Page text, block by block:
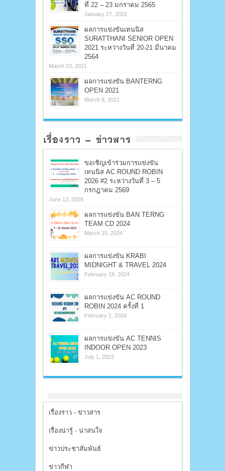
ที่ 22 – 23 มกราคม 2565
January 27, 2022
ผลการแข่งขันเทนนิส
SURATTHANI SENIOR OPEN
2021 ระหว่างวันที่ 20-21 มีนาคม
2564
March 23, 2021
ผลการแข่งขัน BANTERNG
OPEN 2021
March 8, 2021
เรื่องราว – ข่าวสาร
ขอเชิญเข้าร่วมการแข่งขัน
เทนนิส AC ROUND ROBIN
2026 #2 ระหว่างวันที่ 3 – 5
กรกฎาคม 2569
June 13, 2026
ผลการแข่งขัน BAN TERNG
TEAM CD 2024
March 15, 2024
ผลการแข่งขัน KRABI
MIDNIGHT & TRAVEL 2024
February 19, 2024
ผลการแข่งขัน AC ROUND
ROBIN 2024 ครั้งที่ 1
February 1, 2024
ผลการแข่งขัน AC TENNIS
INDOOR OPEN 2023
July 1, 2023
เรื่องราว - ข่าวสาร
เรื่องน่ารู้ - น่าสนใจ
ข่าวประชาสัมพันธ์
ข่าวกีฬา